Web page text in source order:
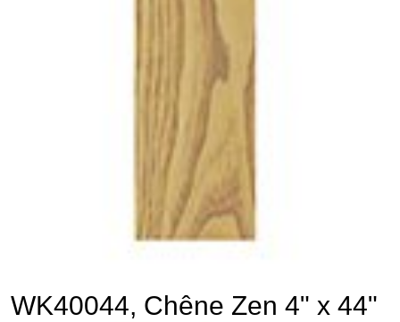
WK40044, Chêne Zen 4" x 44"